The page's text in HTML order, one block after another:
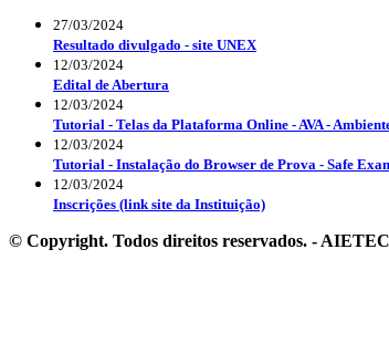
27/03/2024
Resultado divulgado - site UNEX
12/03/2024
Edital de Abertura
12/03/2024
Tutorial - Telas da Plataforma Online - AVA -
12/03/2024
Tutorial - Instalação do Browser de Prova - Safe
12/03/2024
Inscrições (link site da Instituição)
© Copyright. Todos direitos reservados. -